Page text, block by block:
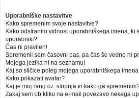
Uporabniške nastavitve
Kako spremenim svoje nastavitve?
Kako odstranim vidnost uporabniškega imena, ki
uporabniki?
Čas ni pravilen!
Spremenil sem časovni pas, pa čas še vedno ni
Mojega jezika ni na seznamu!
Kaj so sličice poleg mojega uporabniškega
Kako prikazati avatar?
Kaj je moj rang oz. stopnja in kako ga
Zakaj sem ob kliku na e-mail povezavo nekega